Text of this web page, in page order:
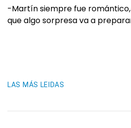
-Martín siempre fue
que algo sorpresa va a
LAS MÁS LEIDAS